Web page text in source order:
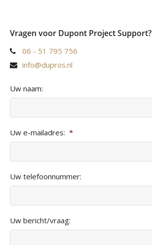
Vragen voor Dupont Project Support?
06 - 51 795 756
info@dupros.nl
Uw naam:
Uw e-mailadres: *
Uw telefoonnummer:
Uw bericht/vraag: